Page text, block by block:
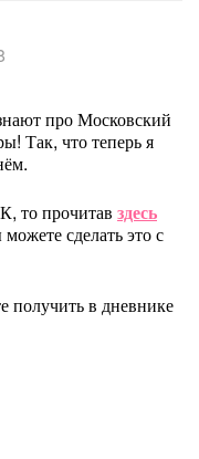
про Московский
Так, что теперь я
то прочитав здесь
сделать это с
в дневнике